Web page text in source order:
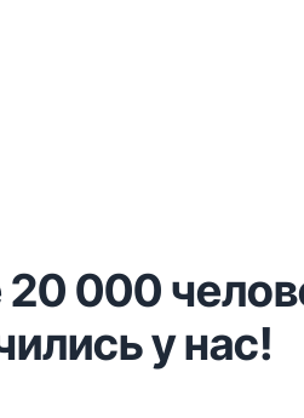
20 000
у нас!